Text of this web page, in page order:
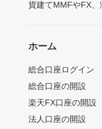
貨建てMMFやFX
ホーム
総合口座ログイン
総合口座の開設
楽天FX口座の開設
法人口座の開設